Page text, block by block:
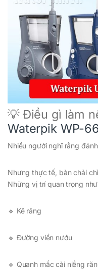
💡 Điều gì làm
Waterpik WP-
Nhiều người nghĩ rằng
Nhưng thực tế, bàn chải
Những vị trí quan trọng
🔹 Kẽ răng
🔹 Đường viền nướu
🔹 Quanh mắc cài niềng